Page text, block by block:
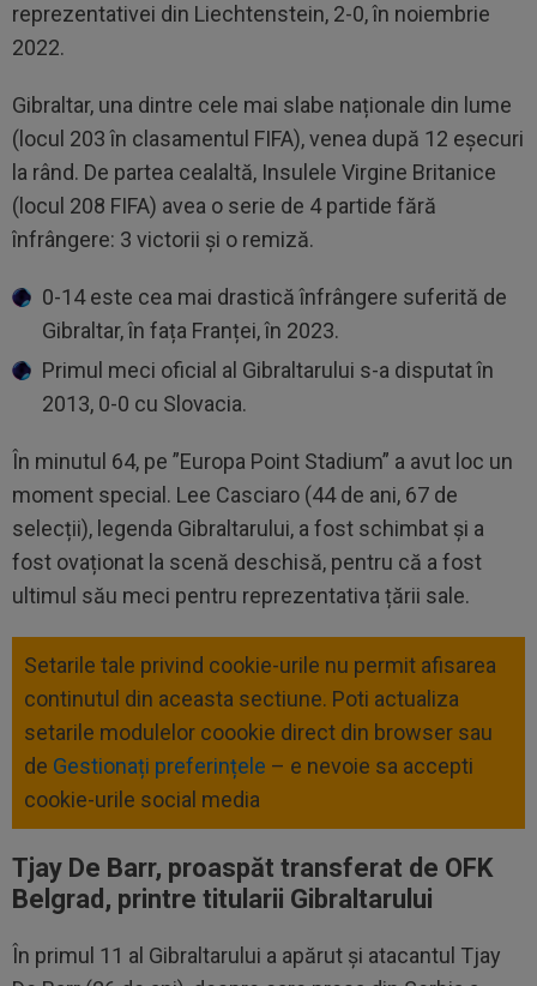
reprezentativei din Liechtenstein, 2-0, în noiembrie
2022.
Gibraltar, una dintre cele mai slabe naționale din lume
(locul 203 în clasamentul FIFA), venea după 12 eșecuri
la rând. De partea cealaltă, Insulele Virgine Britanice
(locul 208 FIFA) avea o serie de 4 partide fără
înfrângere: 3 victorii și o remiză.
0-14 este cea mai drastică înfrângere suferită de
Gibraltar, în fața Franței, în 2023.
Primul meci oficial al Gibraltarului s-a disputat în
2013, 0-0 cu Slovacia.
În minutul 64, pe ”Europa Point Stadium” a avut loc un
moment special. Lee Casciaro (44 de ani, 67 de
selecții), legenda Gibraltarului, a fost schimbat și a
fost ovaționat la scenă deschisă, pentru că a fost
ultimul său meci pentru reprezentativa țării sale.
Setarile tale privind cookie-urile nu permit afisarea
continutul din aceasta sectiune. Poti actualiza
setarile modulelor coookie direct din browser sau
de Gestionați preferințele – e nevoie sa accepti
cookie-urile social media
Tjay De Barr, proaspăt transferat de OFK
Belgrad, printre titularii Gibraltarului
În primul 11 al Gibraltarului a apărut și atacantul Tjay